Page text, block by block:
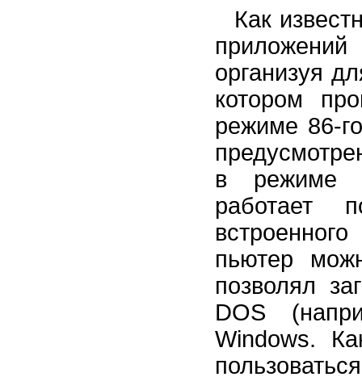
Как
организуя
котором
режиме 86-
в режиме
работает
пьютер
позволял
DOS
Windows.